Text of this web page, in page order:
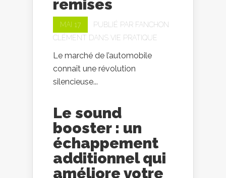
remises
MAI 17 PUBLIÉ PAR FANCHON
CLÉMENT DANS VIE PRATIQUE
Le marché de l’automobile
connaît une révolution
silencieuse...
Le sound
booster : un
échappement
additionnel qui
améliore votre